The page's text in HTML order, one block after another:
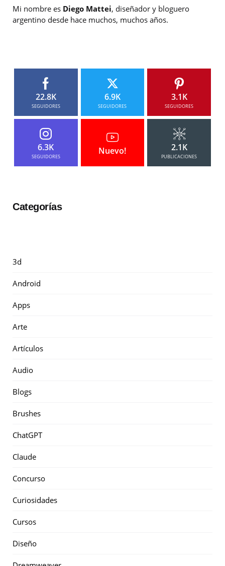
Mi nombre es Diego Mattei, diseñador y bloguero
argentino desde hace muchos, muchos años.
22.8K
SEGUIDORES
6.9K
SEGUIDORES
3.1K
SEGUIDORES
6.3K
SEGUIDORES
Nuevo! 2.1K
PUBLICACIONES
Categorías
3d
Android
Apps
Arte
Artículos
Audio
Blogs
Brushes
ChatGPT
Claude
Concurso
Curiosidades
Cursos
Diseño